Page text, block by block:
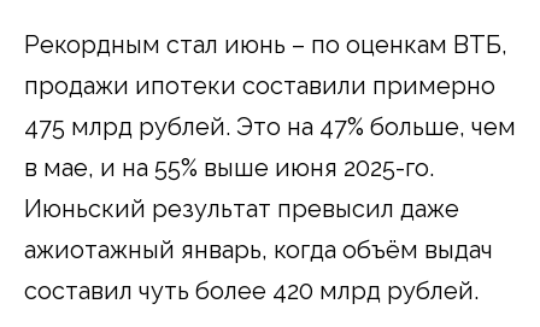
Рекордным стал июнь – по оценкам ВТБ,
продажи ипотеки составили примерно
475 млрд рублей. Это на 47% больше, чем
в мае, и на 55% выше июня 2025-го.
Июньский результат превысил даже
ажиотажный январь, когда объём выдач
составил чуть более 420 млрд рублей.